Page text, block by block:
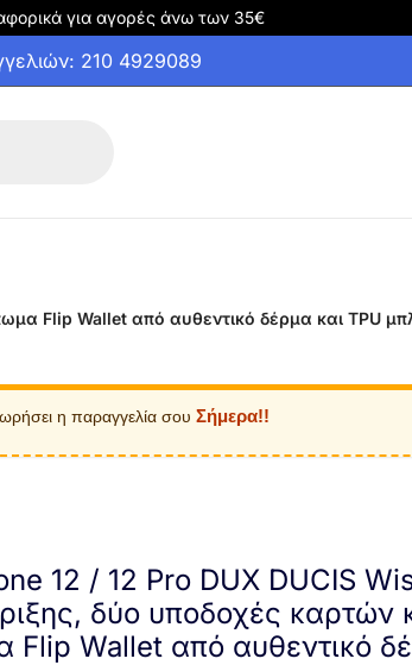
για αγορές άνω των 35€
210 4929089
Flip Wallet από αυθεντικό δέρμα και TPU
η παραγγελία σου Σήμερα!!
12 / 12 Pro DUX DUCIS
δύο υποδοχές καρτών
Flip Wallet από αυθεντικό